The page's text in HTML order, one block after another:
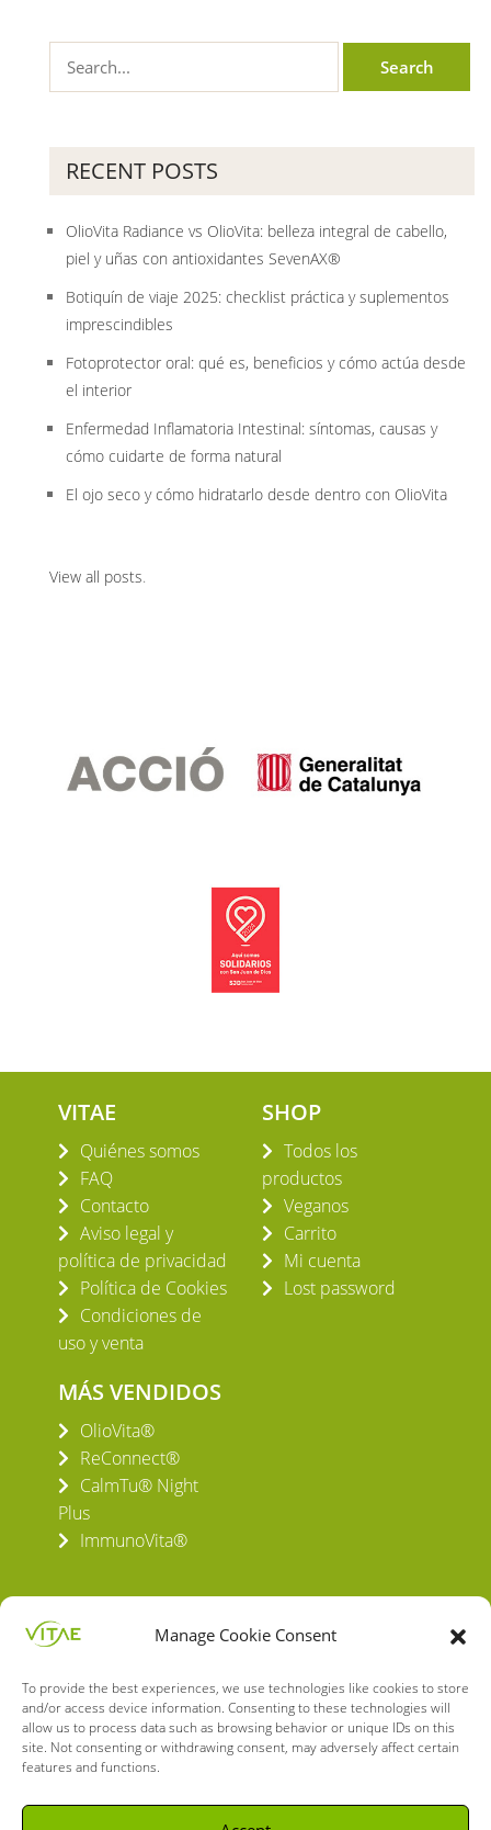
Manage Cookie Consent
To provide the best experiences, we use technologies like cookies to store
and/or access device information. Consenting to these technologies will
allow us to process data such as browsing behavior or unique IDs on this
site. Not consenting or withdrawing consent, may adversely affect certain
features and functions.
RECENT POSTS
OlioVita Radiance vs OlioVita: belleza integral de cabello,
piel y uñas con antioxidantes SevenAX®
Botiquín de viaje 2025: checklist práctica y suplementos
imprescindibles
Fotoprotector oral: qué es, beneficios y cómo actúa desde
el interior
Enfermedad Inflamatoria Intestinal: síntomas, causas y
cómo cuidarte de forma natural
El ojo seco y cómo hidratarlo desde dentro con OlioVita
View all posts.
VITAE
Quiénes somos
FAQ
Contacto
Aviso legal y
política de privacidad
Política de Cookies
Condiciones de
uso y venta
SHOP
Todos los
productos
Veganos
Carrito
Mi cuenta
Lost password
MÁS VENDIDOS
OlioVita®
ReConnect®
CalmTu® Night
Plus
ImmunoVita®
VITAE HEALTH INNOVATION S.L.
C/ Verneda del Congost, 5
08160 Montmeló Barcelona (España)